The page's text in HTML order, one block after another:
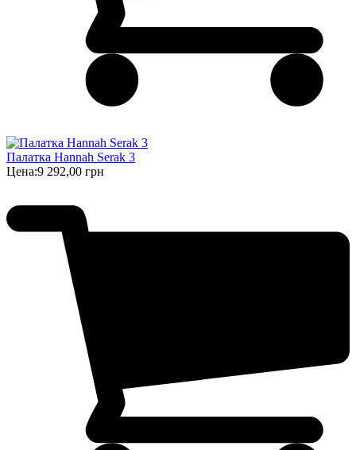
Палатка Hannah Serak 3
Цена:9 292,00 грн